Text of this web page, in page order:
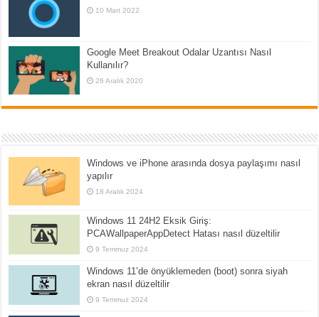
10 Mart 2022
Google Meet Breakout Odalar Uzantısı Nasıl
Kullanılır?
26 Aralık 2020
Windows ve iPhone arasında dosya paylaşımı nasıl
yapılır
18 Aralık 2024
Windows 11 24H2 Eksik Giriş:
PCAWallpaperAppDetect Hatası nasıl düzeltilir
9 Temmuz 2024
Windows 11’de önyüklemeden (boot) sonra siyah
ekran nasıl düzeltilir
9 Temmuz 2024